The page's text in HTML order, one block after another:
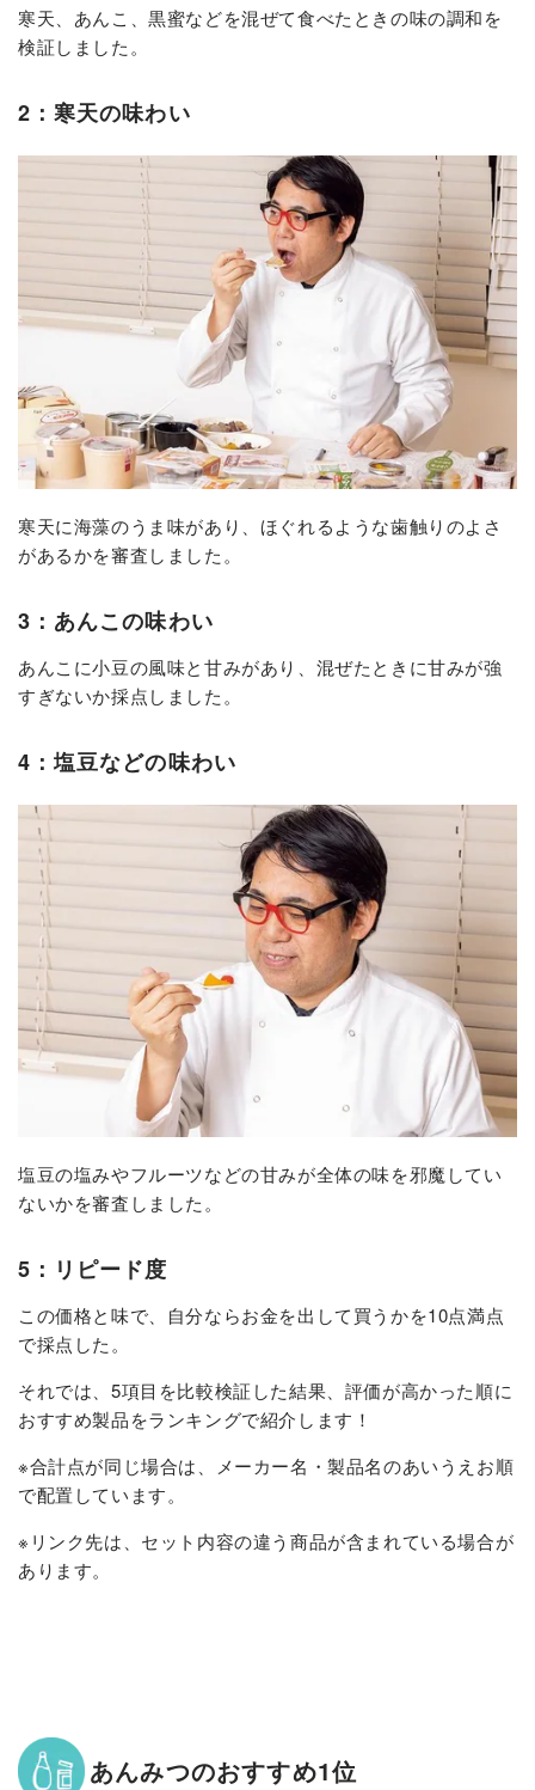
寒天、あんこ、黒蜜などを混ぜて食べたときの味の調和を
検証しました。
2：寒天の味わい
寒天に海藻のうま味があり、ほぐれるような歯触りのよさ
があるかを審査しました。
3：あんこの味わい
あんこに小豆の風味と甘みがあり、混ぜたときに甘みが強
すぎないか採点しました。
4：塩豆などの味わい
塩豆の塩みやフルーツなどの甘みが全体の味を邪魔してい
ないかを審査しました。
5：リピード度
この価格と味で、自分ならお金を出して買うかを10点満点
で採点した。
それでは、5項目を比較検証した結果、評価が高かった順に
おすすめ製品をランキングで紹介します！
※合計点が同じ場合は、メーカー名・製品名のあいうえお順
で配置しています。
※リンク先は、セット内容の違う商品が含まれている場合が
あります。
あんみつのおすすめ1位